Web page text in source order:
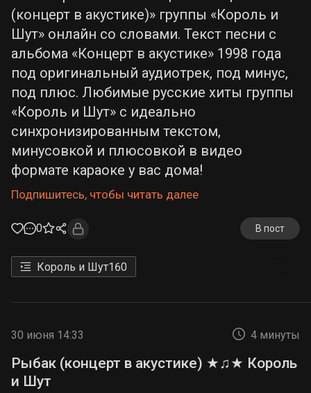
(концерт в акустике)» группы «Король и
Шут» онлайн со словами. Текст песни с
альбома «Концерт в акустике» 1998 года
под оригинальный аудиотрек, под минус,
под плюс. Любимые русские хиты группы
«Король и Шут» с идеально
синхронизированным текстом,
минусовкой и плюсовкой в видео
формате караоке у вас дома!
Подпишитесь, чтобы читать далее
0 В пост
Король и Шут160
30 июня 14:33 4 минуты
Рыбак (концерт в акустике) ★♫★ Король
и Шут